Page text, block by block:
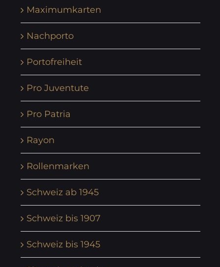
Maximumkarten
Nachporto
Portofreiheit
Pro Juventute
Pro Patria
Rayon
Rollenmarken
Schweiz ab 1945
Schweiz bis 1907
Schweiz bis 1945